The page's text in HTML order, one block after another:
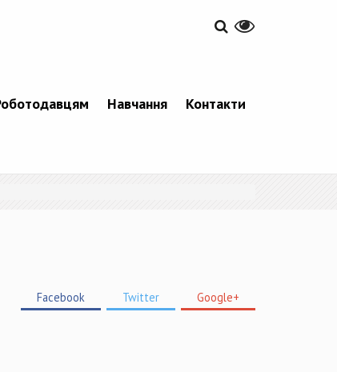
Навчання Контакти
Facebook Twitter Google+